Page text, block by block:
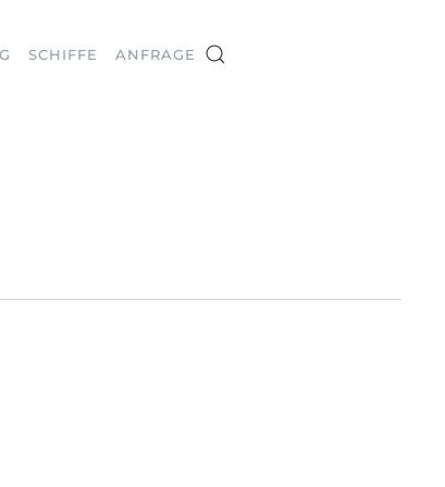
SCHIFFE ANFRAGE